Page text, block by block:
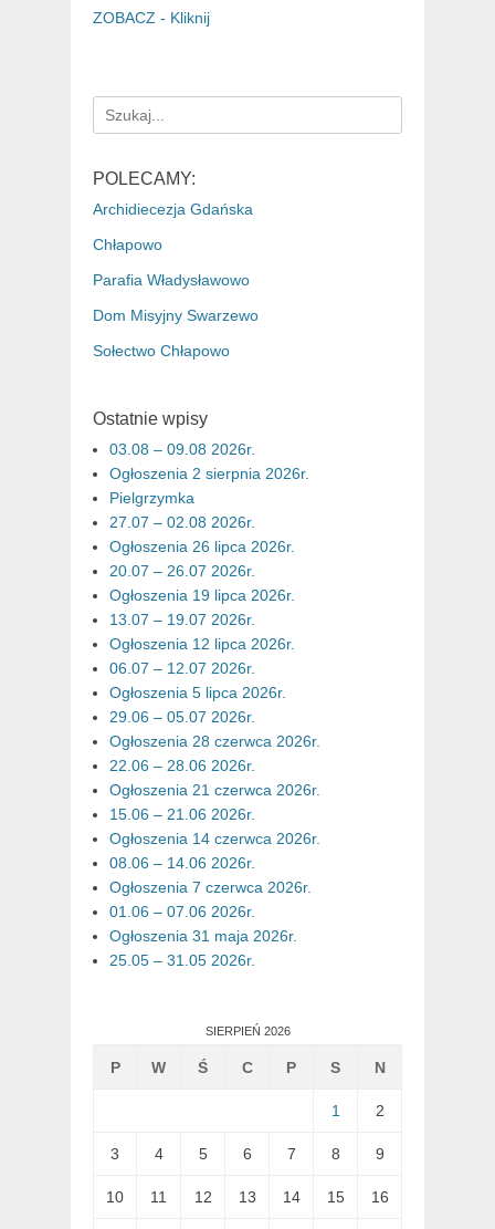
ZOBACZ - Kliknij
Search
for:
POLECAMY:
Archidiecezja Gdańska
Chłapowo
Parafia Władysławowo
Dom Misyjny Swarzewo
Sołectwo Chłapowo
Ostatnie wpisy
03.08 – 09.08 2026r.
Ogłoszenia 2 sierpnia 2026r.
Pielgrzymka
27.07 – 02.08 2026r.
Ogłoszenia 26 lipca 2026r.
20.07 – 26.07 2026r.
Ogłoszenia 19 lipca 2026r.
13.07 – 19.07 2026r.
Ogłoszenia 12 lipca 2026r.
06.07 – 12.07 2026r.
Ogłoszenia 5 lipca 2026r.
29.06 – 05.07 2026r.
Ogłoszenia 28 czerwca 2026r.
22.06 – 28.06 2026r.
Ogłoszenia 21 czerwca 2026r.
15.06 – 21.06 2026r.
Ogłoszenia 14 czerwca 2026r.
08.06 – 14.06 2026r.
Ogłoszenia 7 czerwca 2026r.
01.06 – 07.06 2026r.
Ogłoszenia 31 maja 2026r.
25.05 – 31.05 2026r.
SIERPIEŃ 2026
P W Ś C P S N
1 2
3 4 5 6 7 8 9
10 11 12 13 14 15 16